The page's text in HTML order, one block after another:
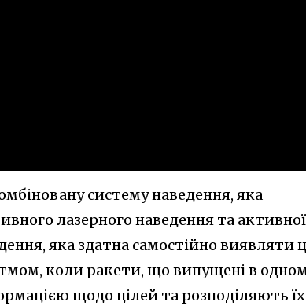
систему наведення, яка
лазерного наведення та активної
яка здатна самостійно виявляти
коли ракети, що випущені в
щодо цілей та розподіляють їх